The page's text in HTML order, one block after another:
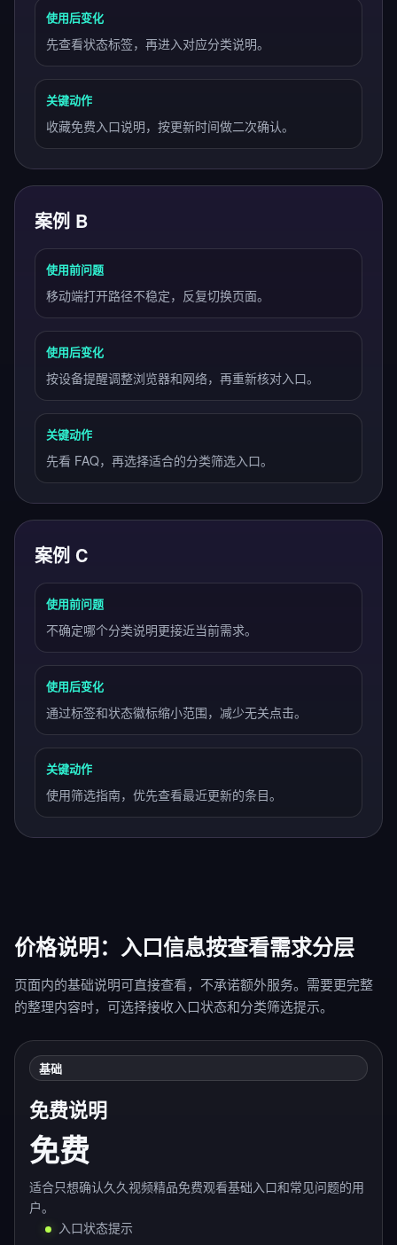
使用后变化
先查看状态标签，再进入对应分类说明。
关键动作
收藏免费入口说明，按更新时间做二次确认。
案例 B
使用前问题
移动端打开路径不稳定，反复切换页面。
使用后变化
按设备提醒调整浏览器和网络，再重新核对入口。
关键动作
先看 FAQ，再选择适合的分类筛选入口。
案例 C
使用前问题
不确定哪个分类说明更接近当前需求。
使用后变化
通过标签和状态徽标缩小范围，减少无关点击。
关键动作
使用筛选指南，优先查看最近更新的条目。
价格说明：入口信息按查看需求分层
页面内的基础说明可直接查看，不承诺额外服务。需要更完整
的整理内容时，可选择接收入口状态和分类筛选提示。
基础
免费说明
免费
适合只想确认久久视频精品免费观看基础入口和常见问题的用
户。
入口状态提示